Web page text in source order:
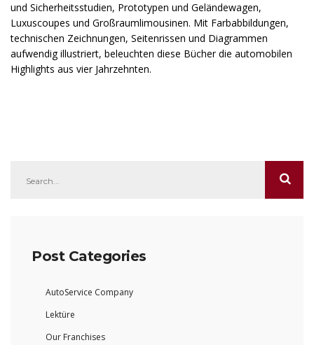
und Sicherheitsstudien, Prototypen und Geländewagen,
Luxuscoupes und Großraumlimousinen. Mit Farbabbildungen,
technischen Zeichnungen, Seitenrissen und Diagrammen
aufwendig illustriert, beleuchten diese Bücher die automobilen
Highlights aus vier Jahrzehnten.
Post Categories
AutoService Company
Lektüre
Our Franchises